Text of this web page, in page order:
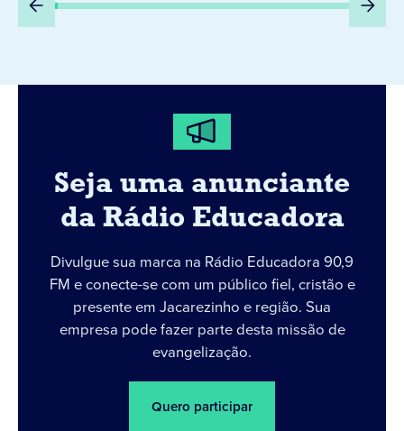
Seja uma anunciante
da Rádio Educadora
Divulgue sua marca na Rádio Educadora 90,9
FM e conecte-se com um público fiel, cristão e
presente em Jacarezinho e região. Sua
empresa pode fazer parte desta missão de
evangelização.
Quero participar